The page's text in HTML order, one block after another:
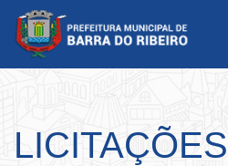
LICITAÇÕES